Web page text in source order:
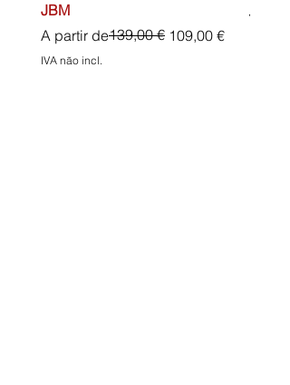
JBM
A partir de
Preço normal139,00 € 109,00 €
Preço promocional
IVA não incl.
Preço
45,00 €